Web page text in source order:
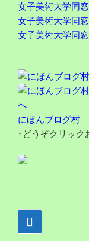
女子美術大学同
女子美術大学同
女子美術大学同
にほんブログ村
↑どうぞクリック